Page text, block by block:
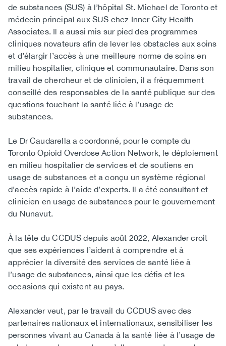
de substances (SUS) à l’hôpital St. Michael de Toronto et
médecin principal aux SUS chez Inner City Health
Associates. Il a aussi mis sur pied des programmes
cliniques novateurs afin de lever les obstacles aux soins
et d’élargir l’accès à une meilleure norme de soins en
milieu hospitalier, clinique et communautaire. Dans son
travail de chercheur et de clinicien, il a fréquemment
conseillé des responsables de la santé publique sur des
questions touchant la santé liée à l’usage de
substances.
Le Dr Caudarella a coordonné, pour le compte du
Toronto Opioid Overdose Action Network, le déploiement
en milieu hospitalier de services et de soutiens en
usage de substances et a conçu un système régional
d’accès rapide à l’aide d’experts. Il a été consultant et
clinicien en usage de substances pour le gouvernement
du Nunavut.
À la tête du CCDUS depuis août 2022, Alexander croit
que ses expériences l’aident à comprendre et à
apprécier la diversité des services de santé liée à
l’usage de substances, ainsi que les défis et les
occasions qui existent au pays.
Alexander veut, par le travail du CCDUS avec des
partenaires nationaux et internationaux, sensibiliser les
personnes vivant au Canada à la santé liée à l’usage de